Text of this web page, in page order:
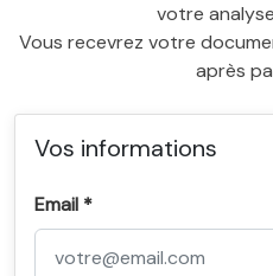
votre
Vous recevrez votre
après
Vos informations
Email *